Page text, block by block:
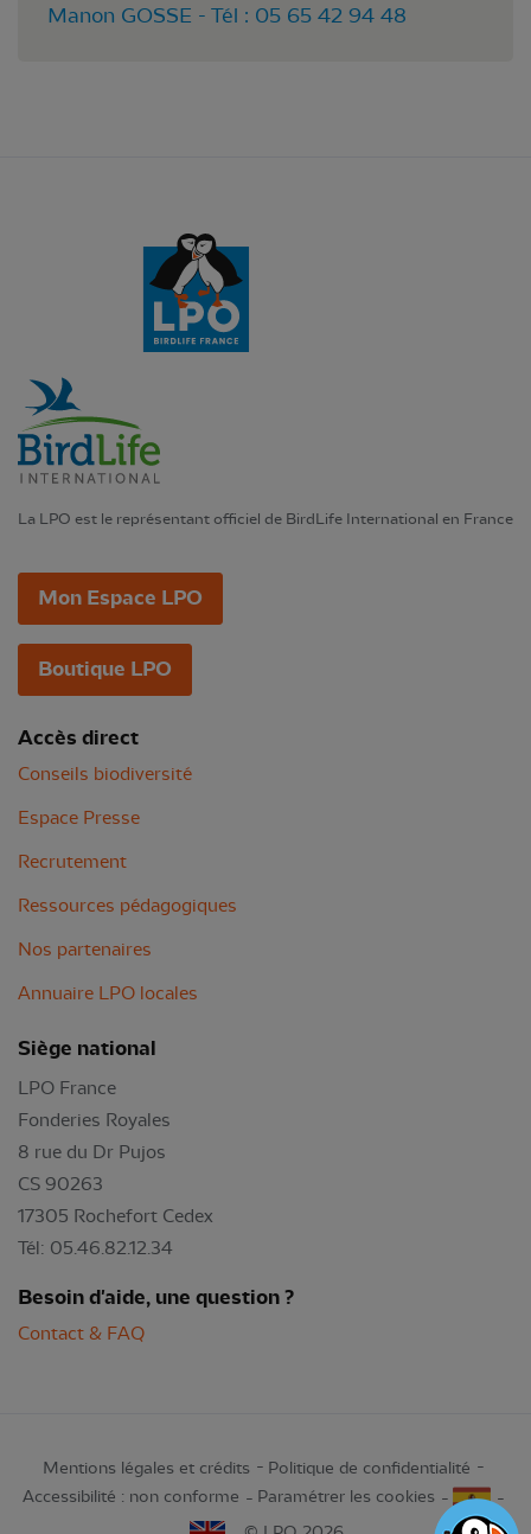
Manon GOSSE - Tél : 05 65 42 94 48
La LPO est le représentant officiel de BirdLife International en France
Mon Espace LPO
Boutique LPO
Accès direct
Conseils biodiversité
Espace Presse
Recrutement
Ressources pédagogiques
Nos partenaires
Annuaire LPO locales
Siège national
LPO France
Fonderies Royales
8 rue du Dr Pujos
CS 90263
17305 Rochefort Cedex
Tél: 05.46.82.12.34
Besoin d'aide, une question ?
Contact & FAQ
Mentions légales et crédits
Politique de confidentialité
Accessibilité : non conforme
Paramétrer les cookies